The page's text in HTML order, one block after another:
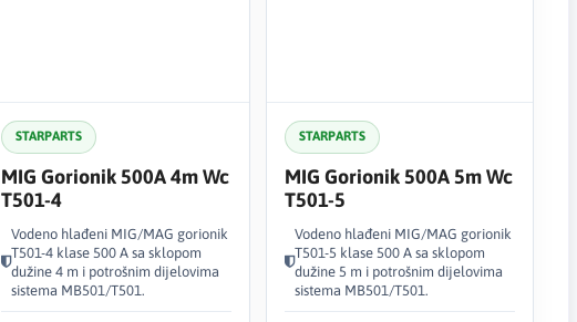
STARPARTS
MIG Gorionik 500A 4m Wc
T501-4
Vodeno hlađeni MIG/MAG gorionik
T501-4 klase 500 A sa sklopom
dužine 4 m i potrošnim dijelovima
sistema MB501/T501.
STARPARTS
MIG Gorionik 500A 5m Wc
T501-5
Vodeno hlađeni MIG/MAG gorionik
T501-5 klase 500 A sa sklopom
dužine 5 m i potrošnim dijelovima
sistema MB501/T501.